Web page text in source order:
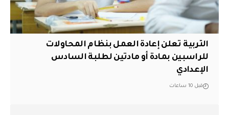
التربية تعلن إعادة العمل بنظام المحاولات
للراسبين بمادة أو مادتين لطلبة السادس
الإعدادي
قبل 10 ساعات